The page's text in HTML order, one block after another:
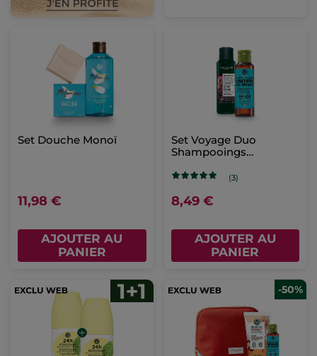
Set Douche Monoï
11,98 €
AJOUTER AU
PANIER
Set Voyage Duo
Shampooings
(3)
8,49 €
AJOUTER AU
PANIER
-50%